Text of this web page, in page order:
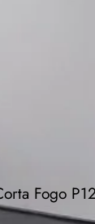
Fogo